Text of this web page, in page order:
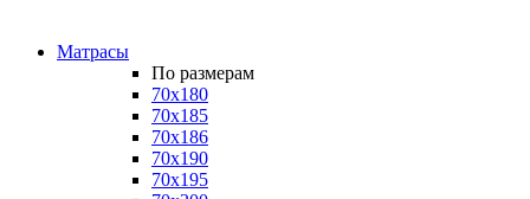
Матрасы
По размерам
70x180
70x185
70x186
70x190
70x195